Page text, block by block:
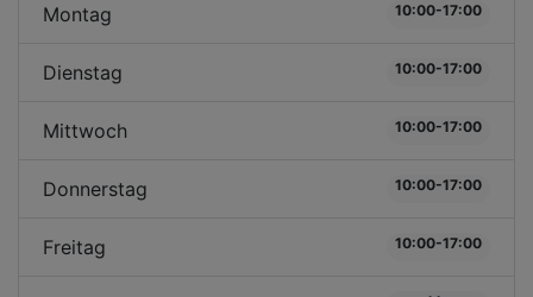
Montag 10:00-17:00
Dienstag 10:00-17:00
Mittwoch 10:00-17:00
Donnerstag 10:00-17:00
Freitag 10:00-17:00